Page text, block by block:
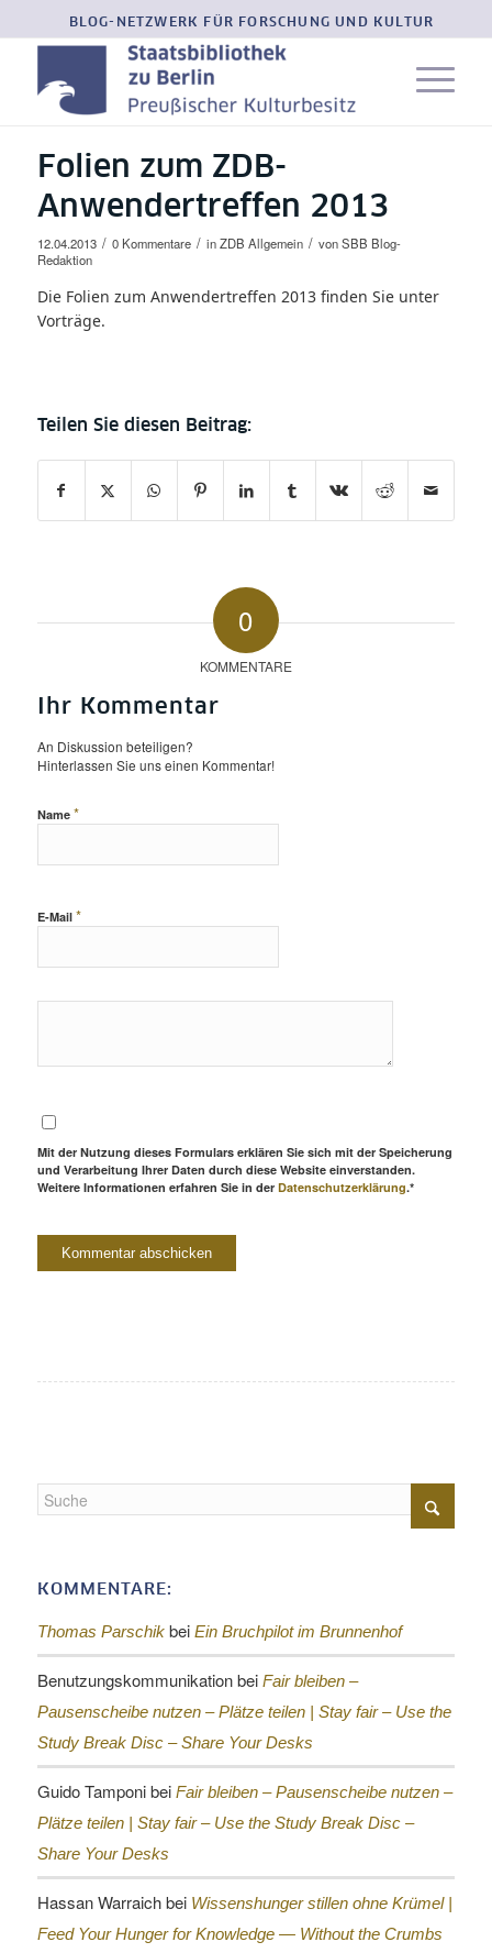
BLOG-NETZWERK FÜR FORSCHUNG UND KULTUR
Folien zum ZDB-
Anwendertreffen 2013
12.04.2013 / 0 Kommentare / inZDB Allgemein / vonSBB Blog-
Redaktion
Die Folien zum Anwendertreffen 2013 finden Sie unter
Vorträge.
0
KOMMENTARE
Ihr Kommentar
An Diskussion beteiligen?
Hinterlassen Sie uns einen Kommentar!
Name *
E-Mail *
Mit der Nutzung dieses Formulars erklären Sie sich mit der Speicherung
und Verarbeitung Ihrer Daten durch diese Website einverstanden.
Weitere Informationen erfahren Sie in der Datenschutzerklärung.*
KOMMENTARE:
Thomas Parschikbei Ein Bruchpilot im Brunnenhof
Benutzungskommunikationbei Fair bleiben –
Pausenscheibe nutzen – Plätze teilen | Stay fair – Use the
Study Break Disc – Share Your Desks
Guido Tamponibei Fair bleiben – Pausenscheibe nutzen –
Plätze teilen | Stay fair – Use the Study Break Disc –
Share Your Desks
Hassan Warraichbei Wissenshunger stillen ohne Krümel |
Feed Your Hunger for Knowledge — Without the Crumbs